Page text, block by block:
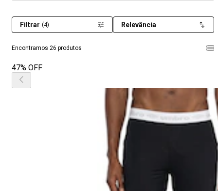
Encontramos 26 produtos
Filtrar (4) Relevância
47% OFF